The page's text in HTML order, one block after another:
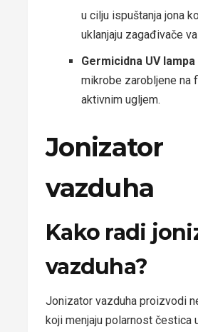
u cilju ispuštanja jona
uklanjaju zagađivače
Germicidna UV lampa
mikrobe zarobljene na
aktivnim ugljem.
Jonizator
vazduha
Kako radi
vazduha?
Jonizator vazduha proizvodi
koji menjaju polarnost čestica